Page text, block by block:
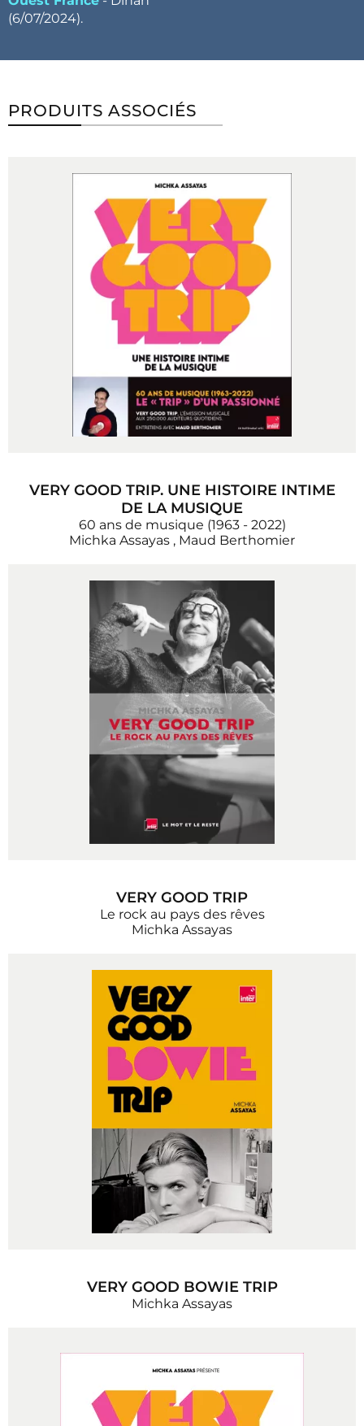
(6/07/2024).
PRODUITS ASSOCIÉS
VERY GOOD TRIP. UNE HISTOIRE INTIME
DE LA MUSIQUE
60 ans de musique (1963 - 2022)
Michka Assayas , Maud Berthomier
VERY GOOD TRIP
Le rock au pays des rêves
Michka Assayas
VERY GOOD BOWIE TRIP
Michka Assayas